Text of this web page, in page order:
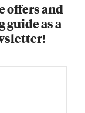
offers and
guide as a